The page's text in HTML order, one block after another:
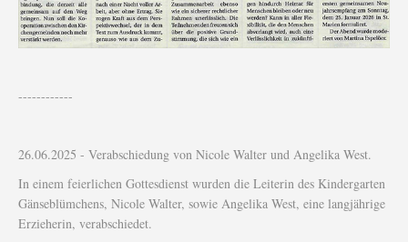
------------
26.06.2025 - Verabschiedung von Nicole Walter und Angelika West.
In einem feierlichen Gottesdienst wurden die Leiterin des Kindergarten
Gänseblümchens, Nicole Walter, sowie Angelika West, eine langjährige
Erzieherin, verabschiedet.